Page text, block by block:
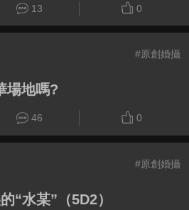
13 0
#原創婚攝
場地嗎?
46 0
#原創婚攝
“水某”（5D2）